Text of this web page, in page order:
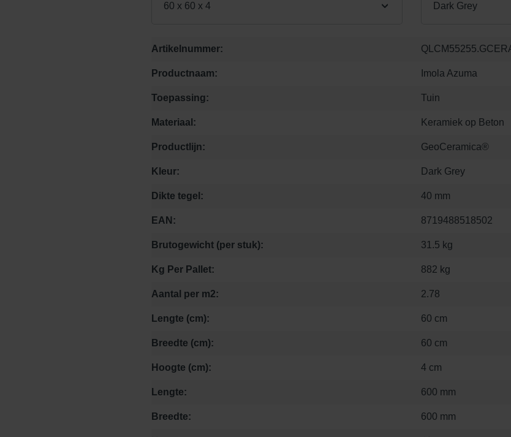
60 x 60 x 4 Dark Grey
Artikelnummer:
Productnaam: Imola Azuma
Toepassing: Tuin
Materiaal: Keramiek op Beton
Productlijn: GeoCeramica®
Kleur: Dark Grey
Dikte tegel: 40 mm
EAN: 8719488518502
Brutogewicht (per stuk): 31.5 kg
Kg Per Pallet: 882 kg
Aantal per m2: 2.78
Lengte (cm): 60 cm
Breedte (cm): 60 cm
Hoogte (cm): 4 cm
Lengte: 600 mm
Breedte: 600 mm